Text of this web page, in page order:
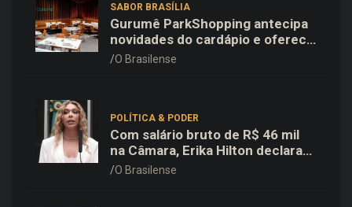
SABOR BRASÍLIA
Gurumê ParkShopping antecipa
novidades do cardápio e oferece
25% de desconto no delivery
O Brasilense
POLÍTICA & PODER
Com salário bruto de R$ 46 mil
na Câmara, Erika Hilton declara
patrimônio de R$ 15,9 mil ao TSE
O Brasilense